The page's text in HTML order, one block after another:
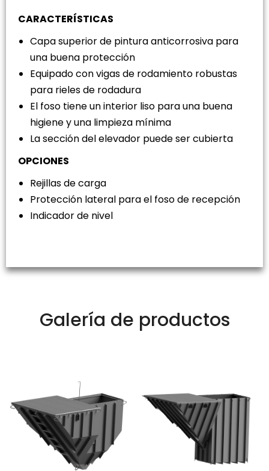
CARACTERÍSTICAS
Capa superior de pintura anticorrosiva para
una buena protección
Equipado con vigas de rodamiento robustas
para rieles de rodadura
El foso tiene un interior liso para una buena
higiene y una limpieza mínima
La sección del elevador puede ser cubierta
OPCIONES
Rejillas de carga
Protección lateral para el foso de recepción
Indicador de nivel
Galería de productos